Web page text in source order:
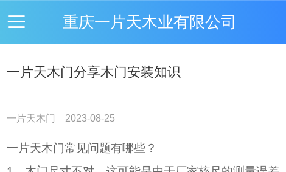
重庆一片天木业有限公司
一片天木门分享木门安装知识
一片天木门 2023-08-25
一片天木门常见问题有哪些？